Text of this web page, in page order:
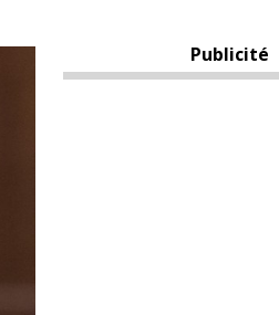
Publicité